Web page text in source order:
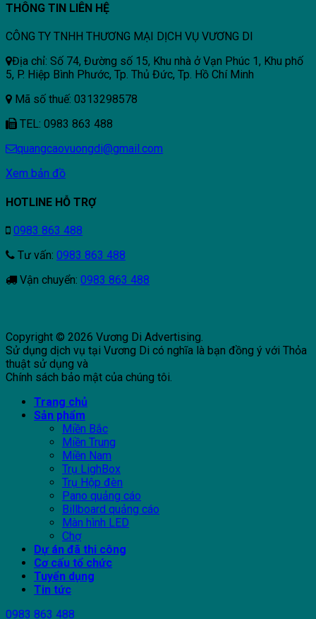
THÔNG TIN LIÊN HỆ
CÔNG TY TNHH THƯƠNG MẠI DỊCH VỤ VƯƠNG DI
Địa chỉ: Số 74, Đường số 15, Khu nhà ở Vạn Phúc 1, Khu phố
5, P. Hiệp Bình Phước, Tp. Thủ Đức, Tp. Hồ Chí Minh
Mã số thuế: 0313298578
TEL: 0983 863 488
quangcaovuongdi@gmail.com
Xem bản đồ
HOTLINE HỖ TRỢ
0983 863 488
Tư vấn: 0983 863 488
Vận chuyển: 0983 863 488
Copyright © 2026 Vương Di Advertising.
Sử dụng dịch vụ tại Vương Di có nghĩa là bạn đồng ý với Thỏa
thuật sử dụng và
Chính sách bảo mật của chúng tôi.
Trang chủ
Sản phẩm
Miền Bắc
Miền Trung
Miền Nam
Trụ LighBox
Trụ Hộp đèn
Pano quảng cáo
Billboard quảng cáo
Màn hình LED
Chợ
Dự án đã thi công
Cơ cấu tổ chức
Tuyển dụng
Tin tức
0983 863 488